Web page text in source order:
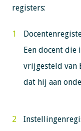
registers:
Een docent die
vrijgesteld van
dat hij aan